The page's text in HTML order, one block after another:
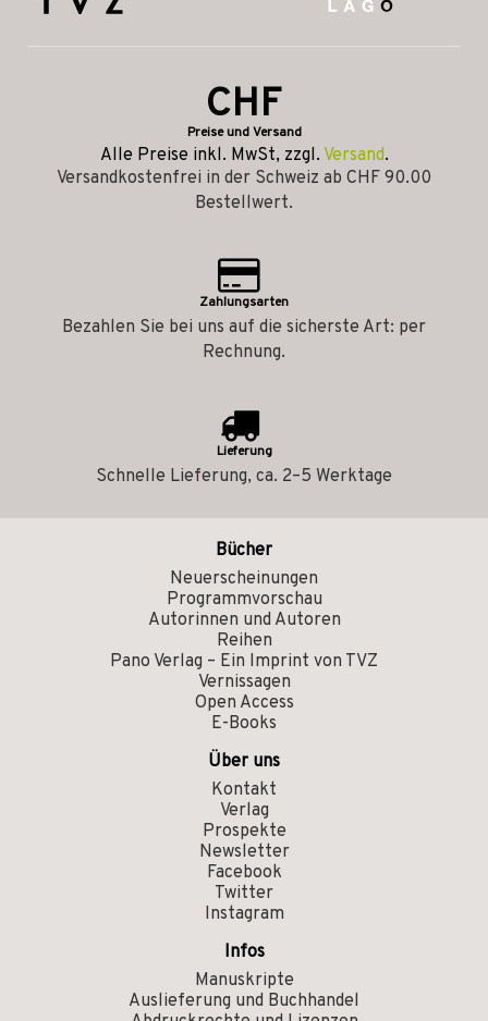
CHF
Preise und Versand
Alle Preise inkl. MwSt, zzgl. Versand.
Versandkostenfrei in der Schweiz ab CHF 90.00
Bestellwert.
Zahlungsarten
Bezahlen Sie bei uns auf die sicherste Art: per
Rechnung.
Lieferung
Schnelle Lieferung, ca. 2–5 Werktage
Bücher
Neuerscheinungen
Programmvorschau
Autorinnen und Autoren
Reihen
Pano Verlag – Ein Imprint von TVZ
Vernissagen
Open Access
E-Books
Über uns
Kontakt
Verlag
Prospekte
Newsletter
Facebook
Twitter
Instagram
Infos
Manuskripte
Auslieferung und Buchhandel